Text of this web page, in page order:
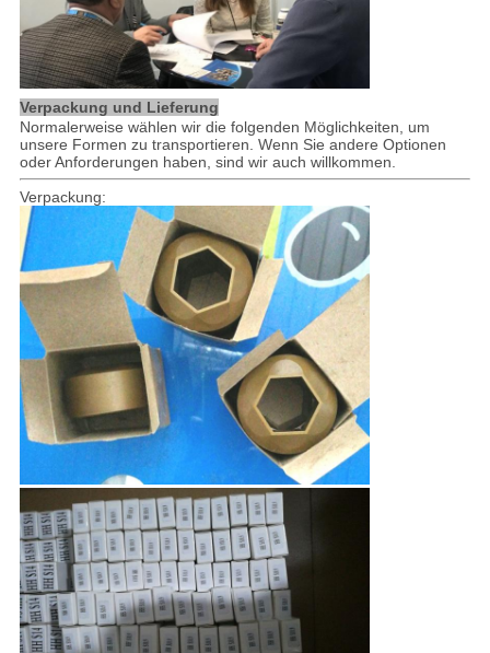
Verpackung und Lieferung
Normalerweise wählen wir die folgenden Möglichkeiten, um
unsere Formen zu transportieren. Wenn Sie andere Optionen
oder Anforderungen haben, sind wir auch willkommen.
Verpackung: